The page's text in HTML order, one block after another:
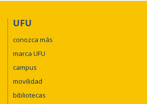
UFU
conozca más
marca UFU
campus
movilidad
bibliotecas